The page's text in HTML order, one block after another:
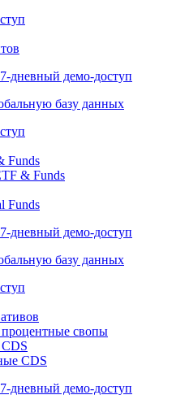
7-дневный
базу данных
7-дневный
базу данных
& Funds
Funds
7-дневный
базу данных
свопы